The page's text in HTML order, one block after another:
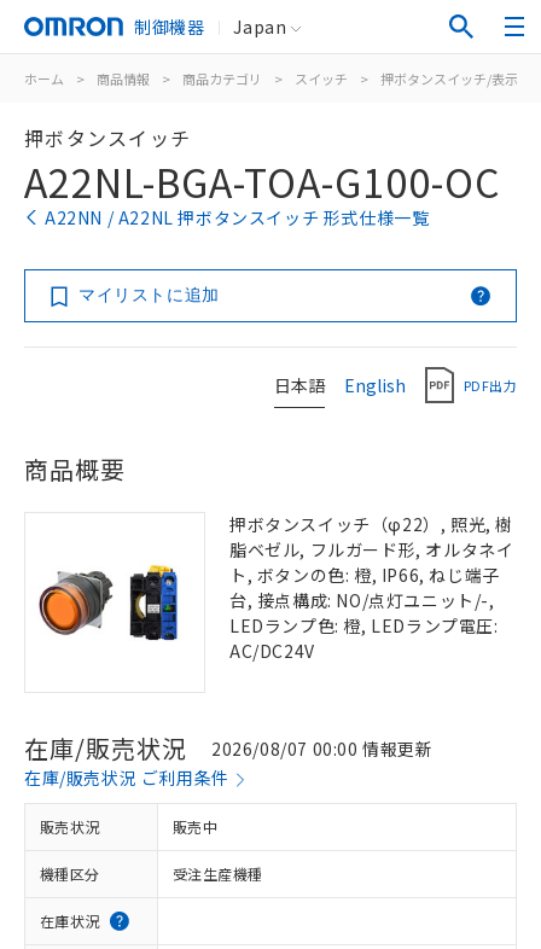
制御機器 Japan
ホーム > 商品情報 > 商品カテゴリ > スイッチ > 押ボタンスイッチ/表示灯
押ボタンスイッチ
A22NL-BGA-TOA-G100-OC
A22NN / A22NL 押ボタンスイッチ 形式仕様一覧
マイリストに追加
日本語 English PDF出力
商品概要
押ボタンスイッチ（φ22）, 照光, 樹
脂ベゼル, フルガード形, オルタネイ
ト, ボタンの色: 橙, IP66, ねじ端子
台, 接点構成: NO/点灯ユニット/-,
LEDランプ色: 橙, LEDランプ電圧:
AC/DC24V
在庫/販売状況
2026/08/07 00:00 情報更新
在庫/販売状況 ご利用条件
販売状況 販売中
機種区分 受注生産機種
在庫状況